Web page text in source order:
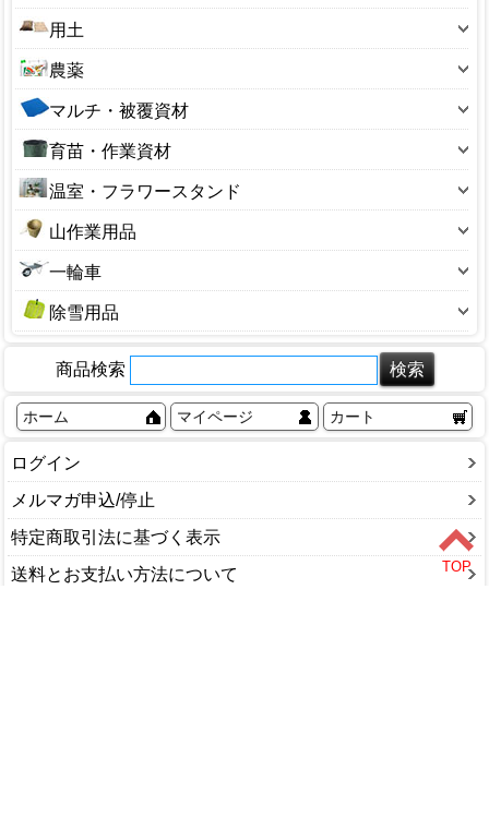
押切り
掛矢(カケヤ)
鎌(カマ)
鍬(クワ)
穴あけ器
溝そうじ器
十能・火ばさみ
鶴嘴(ツルハシ)
砥石(園芸用)
楔(くさび)
盆栽用品
60～69型
100～190型
200～290型
300～390型
400～490型
550型サイズ
650型サイズ
3号サイズ
4号サイズ
5号サイズ
6号サイズ
8号サイズ
9号サイズ
12号サイズ
13号サイズ
14号サイズ
その他サイズ
ラベル
温度計
花台
杭・支柱
荒縄・こも
収穫コンテナ
収穫袋
生ゴミ処理
その他
ホースリール
サニーホース
ジョウロ・水さし
スプリンクラー
ひしゃく・ロート
ホースバンド
ローリータンク
芝刈用品
噴霧器・散布器
ガーデンシュレッダー
ナイロンコード
管理機・耕うん機
精米機・脱穀機
草焼きバーナー
忌避剤
殺菌剤
殺虫剤
捕獲器
防鳥用品
用土
土のう袋
用土小袋
用土大袋
農薬
除草剤
植物成長調整剤
硫黄合剤・マシン油
マルチ・被覆資材
ビニールシート・マルチ
ブルーシート
園芸ネット
保温資材・寒冷遮
防草シート
育苗・作業資材
あぜ波
ガーデンチェア
ハウス部品
バスケット
塩水選容器
農機具補修用品
温室・フラワースタンド
ビニール温室
アルミ温室
フラワースタンド
山作業用品
熊よけ鈴
山菜かご
背負子（しょいこ）
一輪車
一輪車除雪用品
融雪ホース
雪かき・雪はね
除雪ダンプ
かんじき・スパイク
融雪剤・凍結剤
ソリ
商品検索
ホーム マイページ カート
ログイン
メルマガ申込/停止
特定商取引法に基づく表示
送料とお支払い方法について